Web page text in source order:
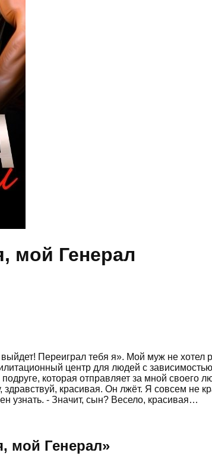
мой Генерал
Переиграл тебя я». Мой муж не хотел
центр для людей с
которая отправляет за мной
красивая. Он лжёт. Я совсем не
узнать. - Значит, сын? Весело, красивая…
мой Генерал»